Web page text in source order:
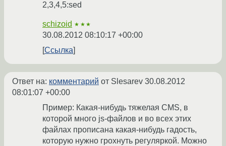
2,3,4,5:sed
schizoid ★★★
30.08.2012 08:10:17 +00:00
Ссылка
Ответ на: комментарий от Slesarev 30.08.2012
08:01:07 +00:00
Пример: Какая-нибудь тяжелая CMS, в
которой много js-файлов и во всех этих
файлах прописана какая-нибудь гадость,
которую нужно грохнуть регуляркой. Можно